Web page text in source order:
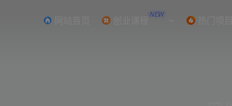
创业课程 NEW 热门项目